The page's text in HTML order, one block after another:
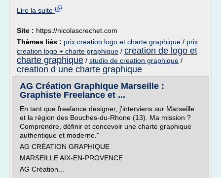
Lire la suite
Site : https://nicolascrechet.com
Thèmes liés : prix creation logo et charte graphique / prix
creation logo + charte graphique / creation de logo et
charte graphique / studio de creation graphique /
creation d une charte graphique
AG Création Graphique Marseille :
Graphiste Freelance et ...
En tant que freelance designer, j'interviens sur Marseille
et la région des Bouches-du-Rhone (13). Ma mission ?
Comprendre, définir et concevoir une charte graphique
authentique et moderne."
AG CRÉATION GRAPHIQUE
MARSEILLE AIX-EN-PROVENCE
AG Création...